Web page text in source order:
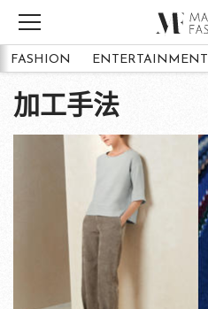
FASHION ENTERTAINMENT
加工手法